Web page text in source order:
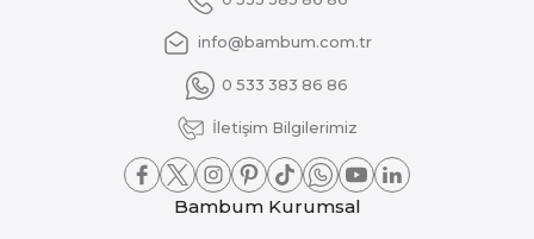
info@bambum.com.tr
0 533 383 86 86
İletişim Bilgilerimiz
Bambum Kurumsal